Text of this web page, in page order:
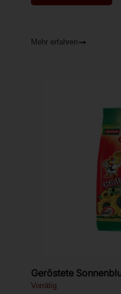
Mehr erfahren
Geröstete
Ot Martina, 200 g
Vorrätig